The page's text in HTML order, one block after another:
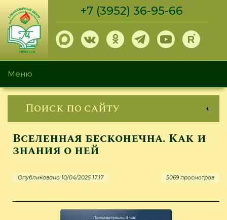
Перейти
основному
содержанию
+7 (3952) 36-95-66
Меню
Поиск по сайту
Вселенная бесконечна. Как и
знания о ней
Опубликовано 10/04/2025 17:17 5069 просмотров